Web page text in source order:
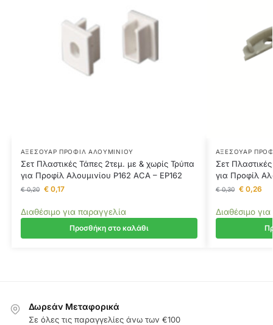
ΑΞΕΣΟΥΆΡ ΠΡΟΦΊΛ ΑΛΟΥΜΙΝΊΟΥ
Σετ Πλαστικές Τάπες 2τεμ. με & χωρίς Τρύπα
για Προφίλ Αλουμινίου P162 ACA – EP162
€0,20 €0,17
Διαθέσιμο για παραγγελία
Προσθήκη στο καλάθι
ΑΞΕΣΟΥΆΡ
Σετ
για Προφίλ
€0,30 €0,26
Διαθέσιμο
Δωρεάν Μεταφορικά
Σε όλες τις παραγγελίες άνω των €100